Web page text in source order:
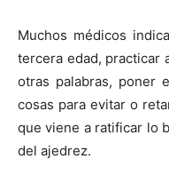
Muchos médicos
tercera edad, practicar
otras palabras, poner
cosas para evitar o
que viene a ratificar lo
del ajedrez.